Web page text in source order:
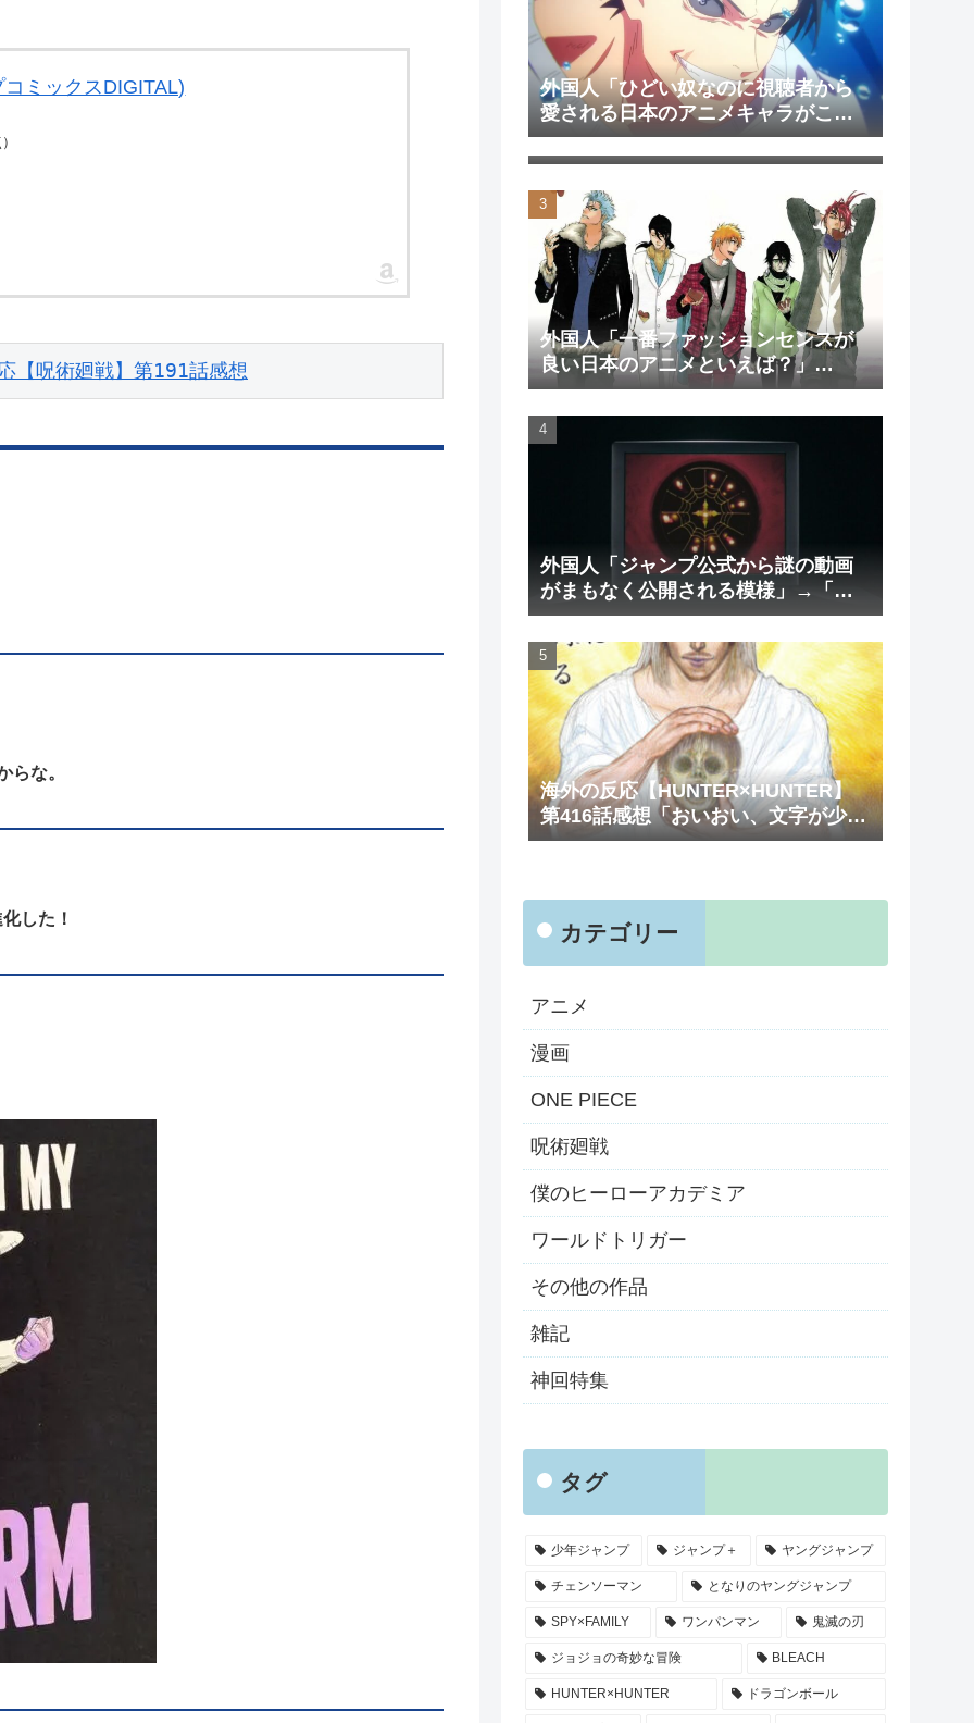
ミックスDIGITAL)
【呪術廻戦】第191話感想
らな。
した！
外国人「ひどい奴なのに視聴者から
愛される日本のアニメキャラがこち
ら」（海外の反応）
外国人「日本のアニメを見て初めて
泣いた作品は？」→「2000年代の3大
泣けるアニメ」（海外の反応）
外国人「一番ファッションセンスが
良い日本のアニメといえば？」
→「一択でしょ」（海外の反応）
外国人「ジャンプ公式から謎の動画
がまもなく公開される模様」→「ま
さか本当にくるのか？！」（海外の
反応）
海外の反応【HUNTER×HUNTER】
第416話感想「おいおい、文字が少な
くてスッキリ読めるぞ！！」
カテゴリー
アニメ
漫画
ONE PIECE
呪術廻戦
僕のヒーローアカデミア
ワールドトリガー
その他の作品
雑記
神回特集
タグ
少年ジャンプ ジャンプ＋ ヤングジャンプ
チェンソーマン となりのヤングジャンプ
SPY×FAMILY ワンパンマン 鬼滅の刃
ジョジョの奇妙な冒険 BLEACH
HUNTER×HUNTER ドラゴンボール